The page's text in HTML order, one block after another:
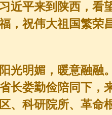
近平来到陕西，看
，祝伟大祖国繁荣
光明媚，暖意融融
长娄勤俭陪同下，
、科研院所、革命